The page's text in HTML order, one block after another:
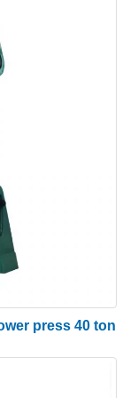
jne, kuid
peamiselt
saab selle
tüübiks.
jõule
osadeks
press 40 ton